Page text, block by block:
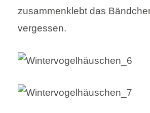
zusammenklebt das
vergessen.